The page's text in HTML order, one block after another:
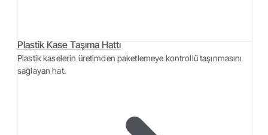
Plastik Kase Taşıma Hattı
Plastik kaselerin üretimden paketlemeye kontrollü taşınmasını
sağlayan hat.